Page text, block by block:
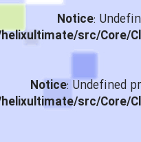
Notice:
src/Core/
Notice: Undefined
src/Core/